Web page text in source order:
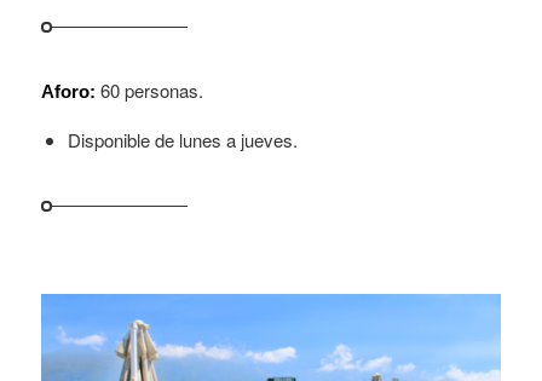
Aforo: 60 personas.
Disponible de lunes a jueves.